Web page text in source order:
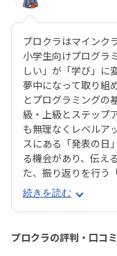
プロクラはマインク
小学生向けプログラ
しい」が「学び」に
夢中になって取り組
とプログラミングの
級・上級とステップ
も無理なくレベルア
スにある「発表の日
る機会があり、伝え
た、振り返りを行う
かった点をどう改善
です。さらに、講師
グ型指導を採用。自
600以上の教室で展
無料体験も実施中。
続きを読む
プロクラの評判・口コ